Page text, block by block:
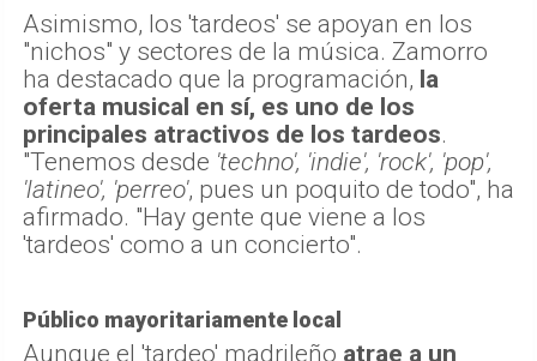
Asimismo, los 'tardeos' se apoyan en los
"nichos" y sectores de la música. Zamorro
ha destacado que la programación, la
oferta musical en sí, es uno de los
principales atractivos de los tardeos.
"Tenemos desde 'techno', 'indie', 'rock', 'pop',
'latineo', 'perreo', pues un poquito de todo", ha
afirmado. "Hay gente que viene a los
'tardeos' como a un concierto".
Público mayoritariamente local
Aunque el 'tardeo' madrileño atrae a un